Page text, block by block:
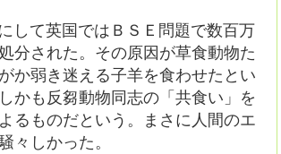
して英国ではＢＳＥ問題で数百万
分された。その原因が草食動物た
か弱き迷える子羊を食わせたとい
かも反芻動物同志の「共食い」を
るものだという。まさに人間のエ
々しかった。